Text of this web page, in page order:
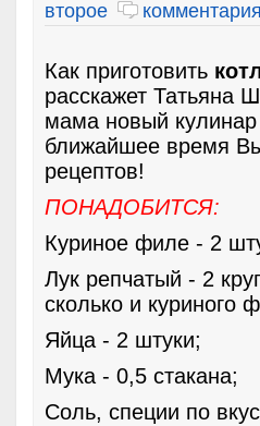
второе
Как приготовить
расскажет Татьяна
мама новый кулинар
ближайшее время
рецептов!
ПОНАДОБИТСЯ:
Куриное филе - 2
Лук репчатый - 2
сколько и куриного
Яйца - 2 штуки;
Мука - 0,5 стакана;
Соль, специи по